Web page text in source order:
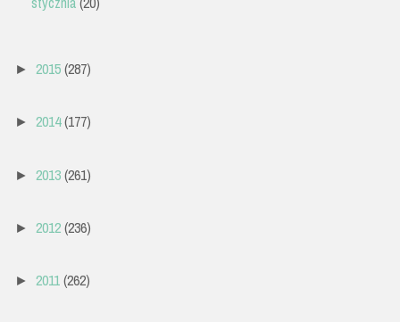
► 2015(287)
► 2014(177)
► 2013(261)
► 2012(236)
► 2011(262)